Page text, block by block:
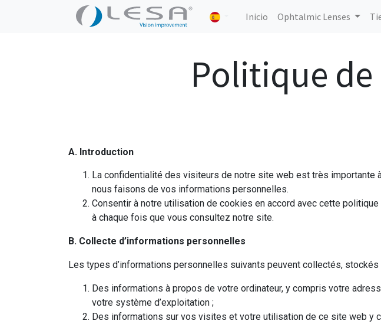
Inicio Ophtalmic Lenses
Politique
A. Introduction
La confidentialité des visiteurs de notre site web est très importante
nous faisons de vos informations personnelles.
Consentir à notre utilisation de cookies en accord avec cette
à chaque fois que vous consultez notre site.
B. Collecte d’informations personnelles
Les types d’informations personnelles suivants peuvent collectés,
Des informations à propos de votre ordinateur, y compris votre
votre système d’exploitation ;
Des informations sur vos visites et votre utilisation de ce site web y